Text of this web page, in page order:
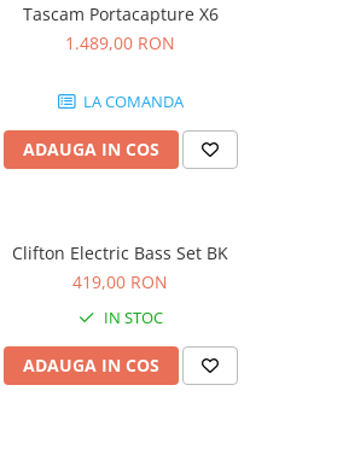
Tascam Portacapture X6
1.489,00 RON
LA COMANDA
ADAUGA IN COS
Clifton Electric Bass Set BK
419,00 RON
IN STOC
ADAUGA IN COS